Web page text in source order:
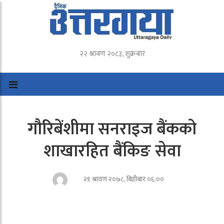
२२ श्रावण २०८३, शुक्रबार
गौरिबेंशीमा सनराइज बैंकको
शाखारहित बैंकिङ सेवा
२१ श्रावण २०७८, बिहीबार ०६:००